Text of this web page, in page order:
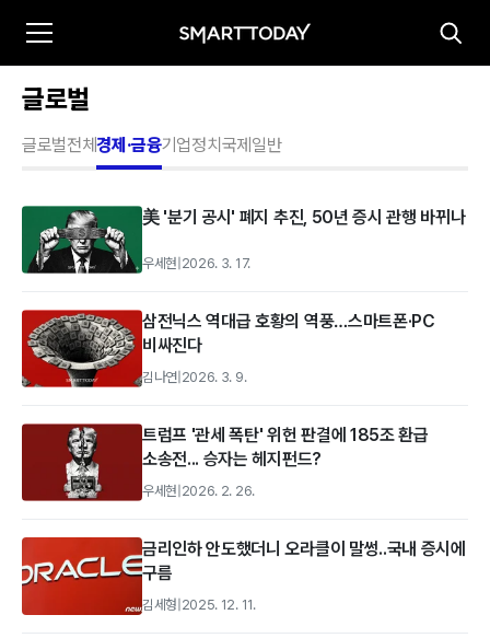
글로벌
글로벌전체경제·금융기업정치 국제일반
美 '분기 공시' 폐지 추진, 50년 증시 관행 바뀌나
우세현 2026. 3. 17.
삼전닉스 역대급 호황의 역풍…스마트폰·PC
비싸진다
김나연 2026. 3. 9.
트럼프 '관세 폭탄' 위헌 판결에 185조 환급
소송전... 승자는 헤지펀드?
우세현 2026. 2. 26.
금리인하 안도했더니 오라클이 말썽..국내 증시에
구름
김세형 2025. 12. 11.